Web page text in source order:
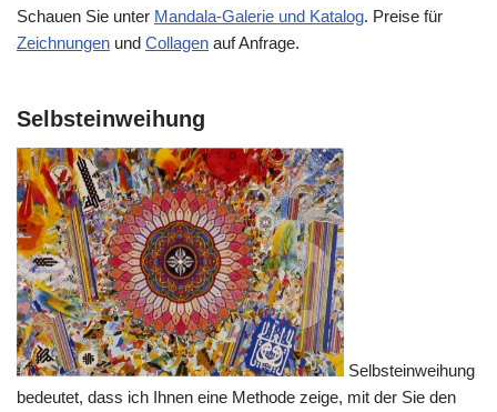
Schauen Sie unter Mandala-Galerie und Katalog. Preise für
Zeichnungen und Collagen auf Anfrage.
Selbsteinweihung
Selbsteinweihung
bedeutet, dass ich Ihnen eine Methode zeige, mit der Sie den